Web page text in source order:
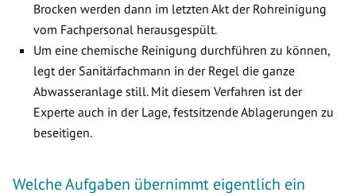
Brocken werden dann im letzten Akt der Rohreinigung
vom Fachpersonal herausgespült.
Um eine chemische Reinigung durchführen zu können,
legt der Sanitärfachmann in der Regel die ganze
Abwasseranlage still. Mit diesem Verfahren ist der
Experte auch in der Lage, festsitzende Ablagerungen zu
beseitigen.
Welche Aufgaben übernimmt eigentlich ein